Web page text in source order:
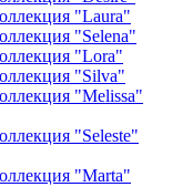
"Laura"
"Selena"
"Lora"
"Silva"
"Melissa"
"Seleste"
"Marta"